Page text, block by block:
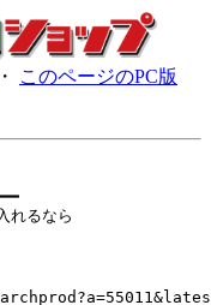
・ このページのPC版
れるなら